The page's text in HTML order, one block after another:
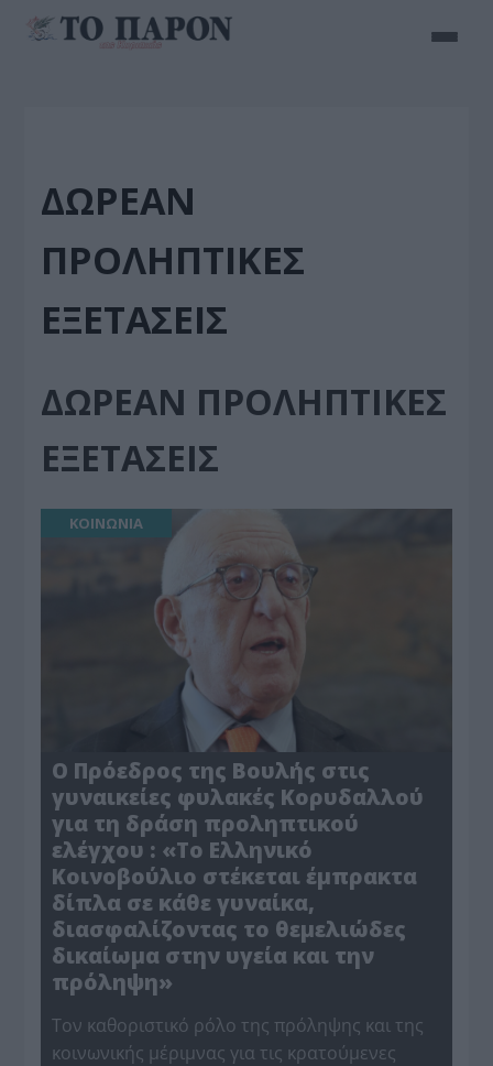
ΔΩΡΕΑΝ
ΠΡΟΛΗΠΤΙΚΕΣ
ΕΞΕΤΑΣΕΙΣ
ΔΩΡΕΑΝ ΠΡΟΛΗΠΤΙΚΕΣ
ΕΞΕΤΑΣΕΙΣ
ΚΟΙΝΩΝΙΑ
Ο Πρόεδρος της Βουλής στις
γυναικείες φυλακές Κορυδαλλού
για τη δράση προληπτικού
ελέγχου : «Το Ελληνικό
Κοινοβούλιο στέκεται έμπρακτα
δίπλα σε κάθε γυναίκα,
διασφαλίζοντας το θεμελιώδες
δικαίωμα στην υγεία και την
πρόληψη»
Τον καθοριστικό ρόλο της πρόληψης και της
κοινωνικής μέριμνας για τις κρατούμενες